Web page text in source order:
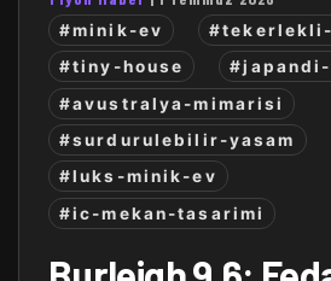
#minik-ev
#tiny-house
#avustralya-mimarisi
#surdurulebilir-yasam
#luks-minik-ev
#ic-mekan-tasarimi